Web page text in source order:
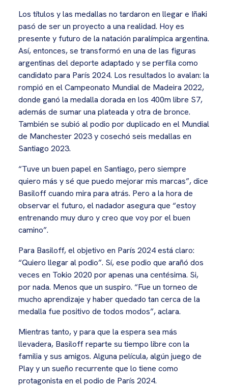
Los títulos y las medallas no tardaron en llegar e Iñaki
pasó de ser un proyecto a una realidad. Hoy es
presente y futuro de la natación paralímpica argentina.
Así, entonces, se transformó en una de las figuras
argentinas del deporte adaptado y se perfila como
candidato para París 2024. Los resultados lo avalan: la
rompió en el Campeonato Mundial de Madeira 2022,
donde ganó la medalla dorada en los 400m libre S7,
además de sumar una plateada y otra de bronce.
También se subió al podio por duplicado en el Mundial
de Manchester 2023 y cosechó seis medallas en
Santiago 2023.
“Tuve un buen papel en Santiago, pero siempre
quiero más y sé que puedo mejorar mis marcas”, dice
Basiloff cuando mira para atrás. Pero a la hora de
observar el futuro, el nadador asegura que “estoy
entrenando muy duro y creo que voy por el buen
camino”.
Para Basiloff, el objetivo en París 2024 está claro:
“Quiero llegar al podio”. Sí, ese podio que arañó dos
veces en Tokio 2020 por apenas una centésima. Si,
por nada. Menos que un suspiro. “Fue un torneo de
mucho aprendizaje y haber quedado tan cerca de la
medalla fue positivo de todos modos”, aclara.
Mientras tanto, y para que la espera sea más
llevadera, Basiloff reparte su tiempo libre con la
familia y sus amigos. Alguna película, algún juego de
Play y un sueño recurrente que lo tiene como
protagonista en el podio de París 2024.